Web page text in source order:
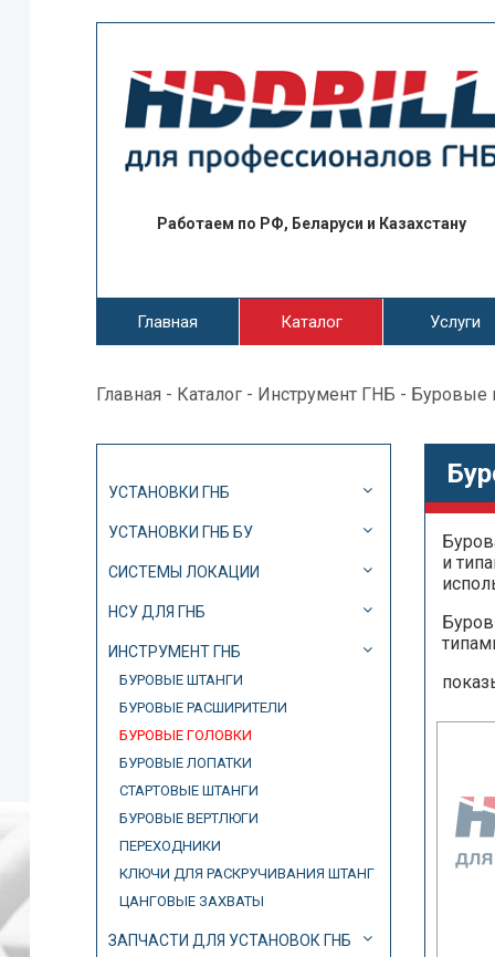
Работаем по РФ, Беларуси и Казахстану
Главная Каталог Услуги
Главная - Каталог - Инструмент ГНБ - Буровые
УСТАНОВКИ ГНБ
УСТАНОВКИ ГНБ БУ
СИСТЕМЫ ЛОКАЦИИ
НСУ ДЛЯ ГНБ
ИНСТРУМЕНТ ГНБ
БУРОВЫЕ ШТАНГИ
БУРОВЫЕ РАСШИРИТЕЛИ
БУРОВЫЕ ГОЛОВКИ
БУРОВЫЕ ЛОПАТКИ
СТАРТОВЫЕ ШТАНГИ
БУРОВЫЕ ВЕРТЛЮГИ
ПЕРЕХОДНИКИ
КЛЮЧИ ДЛЯ РАСКРУЧИВАНИЯ ШТАНГ
ЦАНГОВЫЕ ЗАХВАТЫ
ЗАПЧАСТИ ДЛЯ УСТАНОВОК ГНБ
и